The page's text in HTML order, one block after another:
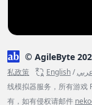
© AgileByte
私政策
English/عربي
线模拟器服务，所有游戏
有，如有侵权请邮件